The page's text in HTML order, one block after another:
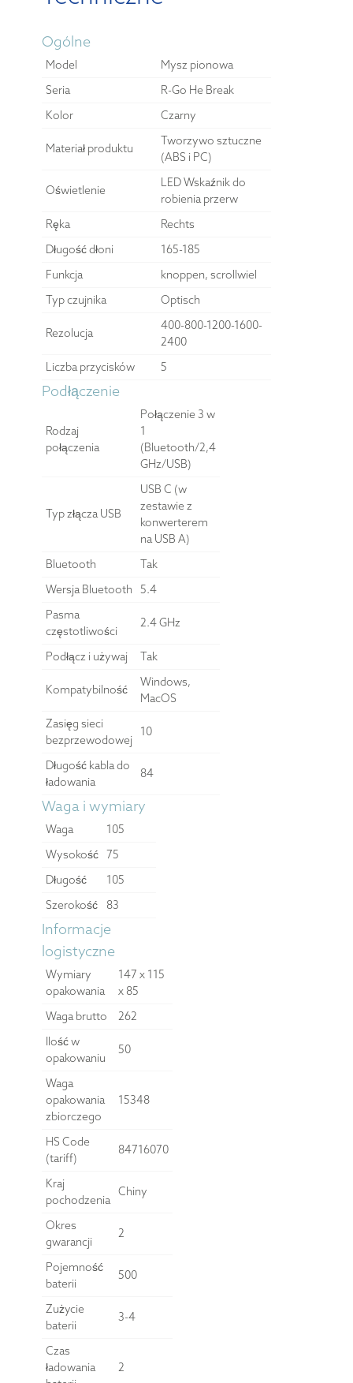
Ogólne
Model
Mysz pionowa
Seria
R-Go He Break
Kolor
Czarny
Materiał produktu
Tworzywo sztuczne
(ABS i PC)
Oświetlenie
LED Wskaźnik do
robienia przerw
Ręka
Rechts
Długość dłoni
165-185
Funkcja
knoppen, scrollwiel
Typ czujnika
Optisch
Rezolucja
400-800-1200-1600-
2400
Liczba przycisków
5
Podłączenie
Rodzaj
połączenia
Połączenie 3 w
1
(Bluetooth/2,4
GHz/USB)
Typ złącza USB
USB C (w
zestawie z
konwerterem
na USB A)
Bluetooth
Tak
Wersja Bluetooth
5.4
Pasma
częstotliwości
2.4 GHz
Podłącz i używaj Tak
Kompatybilność
Windows,
MacOS
Zasięg sieci
bezprzewodowej
10
Długość kabla do
ładowania
84
Waga i wymiary
Waga
105
Wysokość 75
Długość
105
Szerokość
83
Informacje
logistyczne
Wymiary
opakowania
147 x 115
x 85
Waga brutto
262
Ilość w
opakowaniu
50
Waga
opakowania
zbiorczego
15348
HS Code
(tariff)
84716070
Kraj
pochodzenia
Chiny
Okres
gwarancji
2
Pojemność
baterii
500
Zużycie
baterii
3-4
Czas
ładowania
2